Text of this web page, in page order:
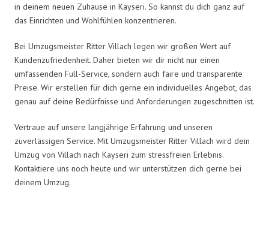
in deinem neuen Zuhause in Kayseri. So kannst du dich ganz auf
das Einrichten und Wohlfühlen konzentrieren.
Bei Umzugsmeister Ritter Villach legen wir großen Wert auf
Kundenzufriedenheit. Daher bieten wir dir nicht nur einen
umfassenden Full-Service, sondern auch faire und transparente
Preise. Wir erstellen für dich gerne ein individuelles Angebot, das
genau auf deine Bedürfnisse und Anforderungen zugeschnitten ist.
Vertraue auf unsere langjährige Erfahrung und unseren
zuverlässigen Service. Mit Umzugsmeister Ritter Villach wird dein
Umzug von Villach nach Kayseri zum stressfreien Erlebnis.
Kontaktiere uns noch heute und wir unterstützen dich gerne bei
deinem Umzug.